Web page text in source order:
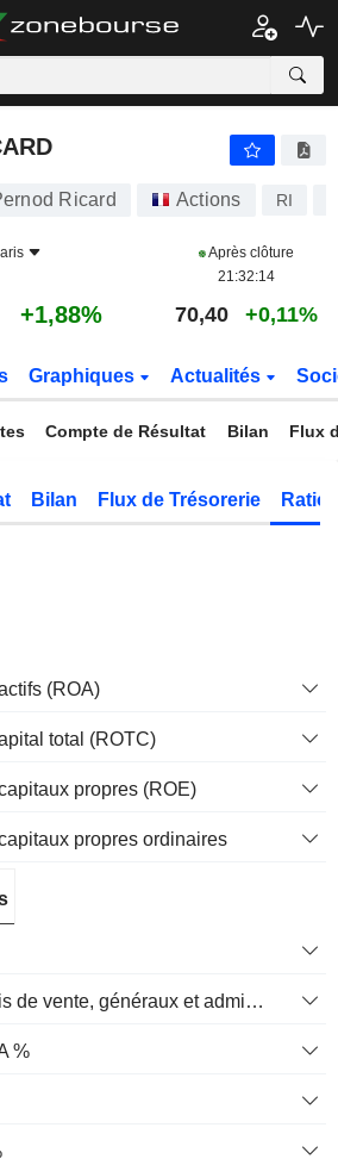
Ricard Actions RI
Après clôture
21:32:14
+1,88% 70,40 +0,11%
Graphiques Actualités
Compte de Résultat Bilan Flux
Bilan Flux de Trésorerie
(ROA)
total (ROTC)
propres (ROE)
propres ordinaires
Marge après frais de vente, généraux et administratifs %
%